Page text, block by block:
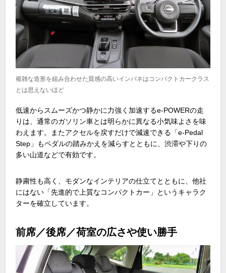
複雑な造形を組み合わせた質感の高いインパネはコンパクトカークラス
とは思えないほど
低速からスムーズかつ静かに力強く加速するe-POWERの走
りは、通常のガソリン車とは明らかに異なる小気味よさを味
わえます。またアクセルを戻すだけで減速できる「e-Pedal
Step 」もペダルの踏みかえを減らすとともに、渋滞や下りの
多い山道などで有効です。
静粛性も高く、モダンなインテリアの仕立てとともに、他社
にはない「先進的で上質なコンパクトカー」というキャラク
ターを確立しています。
前席／後席／荷室の広さや使い勝手